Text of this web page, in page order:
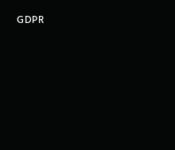
GDPR